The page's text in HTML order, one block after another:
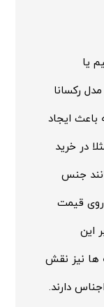
یا
رکسانا
باعث ایجاد
در خرید
جنس
روی قیمت
این
ها نیز نقش
دارند.